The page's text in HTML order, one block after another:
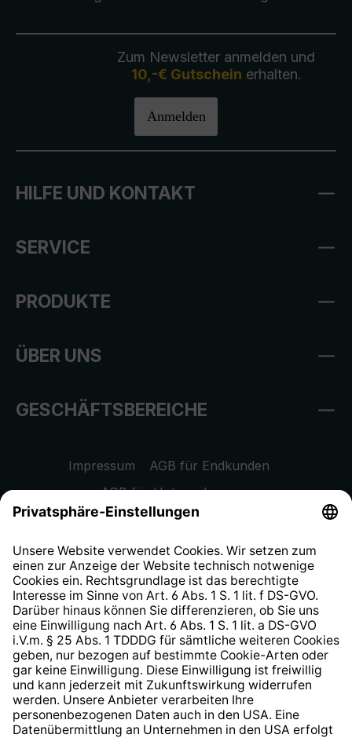
Zum Newsletter anmelden und
10,-€ Gutschein erhalten.
Anmelden
HILFE UND KONTAKT
SERVICE
PRODUKTE
ÜBER UNS
GESCHÄFTSBEREICHE
Impressum
AGB für Endkunden
AGB für Unternehmen
Datenschutzhinweis
Widerrufsrecht
Hinweisgeberschutzsystem
Barrierefreiheit